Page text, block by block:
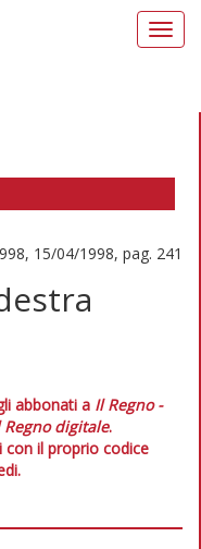
15/04/1998, pag. 241
abbonati a Il Regno -
Regno digitale.
con il proprio codice